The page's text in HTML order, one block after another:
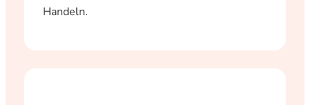
Handeln.